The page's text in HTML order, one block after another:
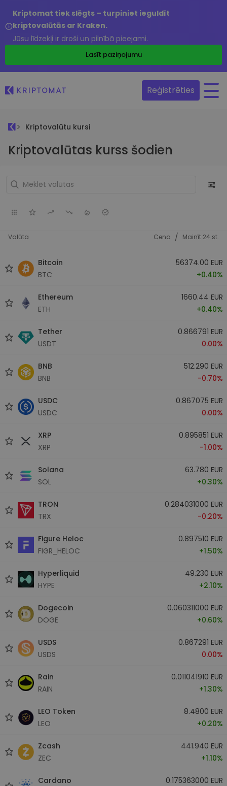
Kriptomat tiek slēgts – turpiniet ieguldīt
kriptovalūtās ar Kraken.
Jūsu līdzekļi ir droši un pilnībā pieejami.
Lasīt paziņojumu
Reģistrēties
Kriptovalūtu kursi
Kriptovalūtas kurss šodien
Valūta Cena / Mainīt 24 st.
Bitcoin
BTC
56374.00 EUR
+0.40%
Ethereum
ETH
1660.44 EUR
+0.40%
Tether
USDT
0.866791 EUR
0.00%
BNB
BNB
512.290 EUR
-0.70%
USDC
USDC
0.867075 EUR
0.00%
XRP
XRP
0.895851 EUR
-1.00%
Solana
SOL
63.780 EUR
+0.30%
TRON
TRX
0.284031000 EUR
-0.20%
Figure Heloc
FIGR_HELOC
0.897510 EUR
+1.50%
Hyperliquid
HYPE
49.230 EUR
+2.10%
Dogecoin
DOGE
0.060311000 EUR
+0.60%
USDS
USDS
0.867291 EUR
0.00%
Rain
RAIN
0.011041910 EUR
+1.30%
LEO Token
LEO
8.4800 EUR
+0.20%
Zcash
ZEC
441.940 EUR
+1.10%
Cardano
0.175363000 EUR